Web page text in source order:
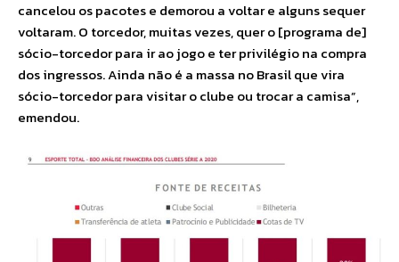
cancelou os pacotes e demorou a voltar e alguns sequer
voltaram. O torcedor, muitas vezes, quer o [programa de]
sócio-torcedor para ir ao jogo e ter privilégio na compra
dos ingressos. Ainda não é a massa no Brasil que vira
sócio-torcedor para visitar o clube ou trocar a camisa”,
emendou.